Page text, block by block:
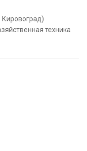
техника